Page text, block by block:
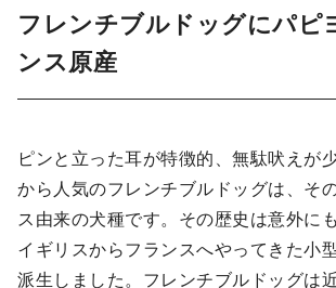
フレンチブルドッグにパピ
ンス原産
ピンと立った耳が特徴的、無駄吠えが
から人気のフレンチブルドッグは、そ
ス由来の犬種です。その歴史は意外に
イギリスからフランスへやってきた小
派生しました。フレンチブルドッグは